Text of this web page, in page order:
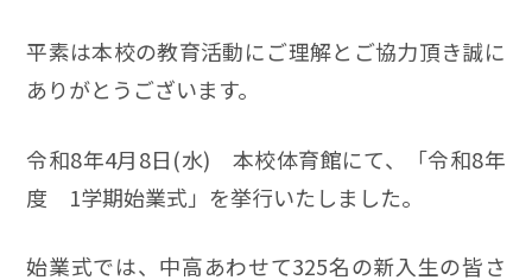
平素は本校の教育活動にご理解とご協力頂き誠に
ありがとうございます。
令和8年4月8日(水) 本校体育館にて、「令和8年
度 1学期始業式」を挙行いたしました。
始業式では、中高あわせて325名の新入生の皆さ